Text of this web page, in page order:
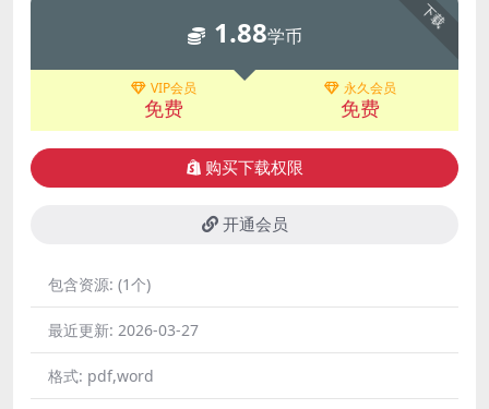
下载
1.88学币
VIP会员
免费
永久会员
免费
购买下载权限
开通会员
包含资源: (1个)
最近更新: 2026-03-27
格式: pdf,word